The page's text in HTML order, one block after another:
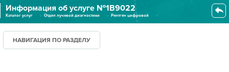
УСЛУГИ И ЦЕНЫ
ПАЦИЕНТУ
Информация об услуге №1В9022
Каталог услуг Отдел лучевой диагностики
Рентген цифровой
НАВИГАЦИЯ ПО РАЗДЕЛУ